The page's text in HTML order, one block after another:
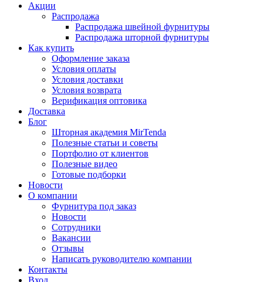
Акции
Распродажа
Распродажа швейной фурнитуры
Распродажа шторной фурнитуры
Как купить
Оформление заказа
Условия оплаты
Условия доставки
Условия возврата
Верификация оптовика
Доставка
Блог
Шторная академия MirTenda
Полезные статьи и советы
Портфолио от клиентов
Полезные видео
Готовые подборки
Новости
О компании
Фурнитура под заказ
Новости
Сотрудники
Вакансии
Отзывы
Написать руководителю компании
Контакты
Вход